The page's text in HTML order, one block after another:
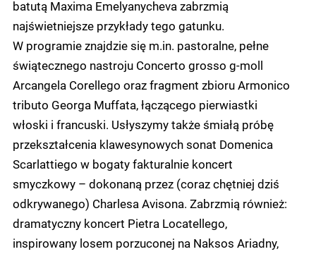
batutą Maxima Emelyanycheva zabrzmią
najświetniejsze przykłady tego gatunku.
W programie znajdzie się m.in. pastoralne, pełne
świątecznego nastroju Concerto grosso g-moll
Arcangela Corellego oraz fragment zbioru Armonico
tributo Georga Muffata, łączącego pierwiastki
włoski i francuski. Usłyszymy także śmiałą próbę
przekształcenia klawesynowych sonat Domenica
Scarlattiego w bogaty fakturalnie koncert
smyczkowy – dokonaną przez (coraz chętniej dziś
odkrywanego) Charlesa Avisona. Zabrzmią również:
dramatyczny koncert Pietra Locatellego,
inspirowany losem porzuconej na Naksos Ariadny,